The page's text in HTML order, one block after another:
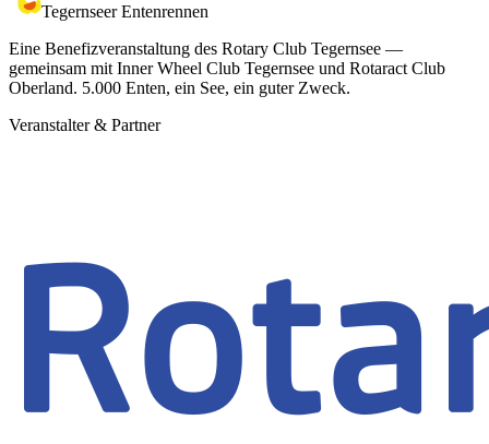
Tegernseer Entenrennen
Eine Benefizveranstaltung des Rotary Club Tegernsee —
gemeinsam mit Inner Wheel Club Tegernsee und Rotaract Club
Oberland. 5.000 Enten, ein See, ein guter Zweck.
Veranstalter & Partner